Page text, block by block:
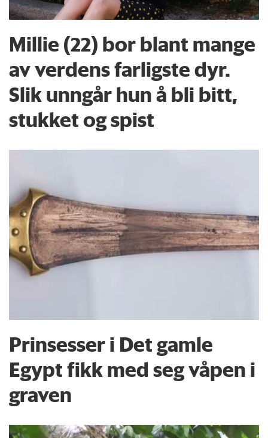
Millie (22) bor blant mange
av verdens farligste dyr.
Slik unngår hun å bli bitt,
stukket og spist
Prinsesser i Det gamle
Egypt fikk med seg våpen i
graven